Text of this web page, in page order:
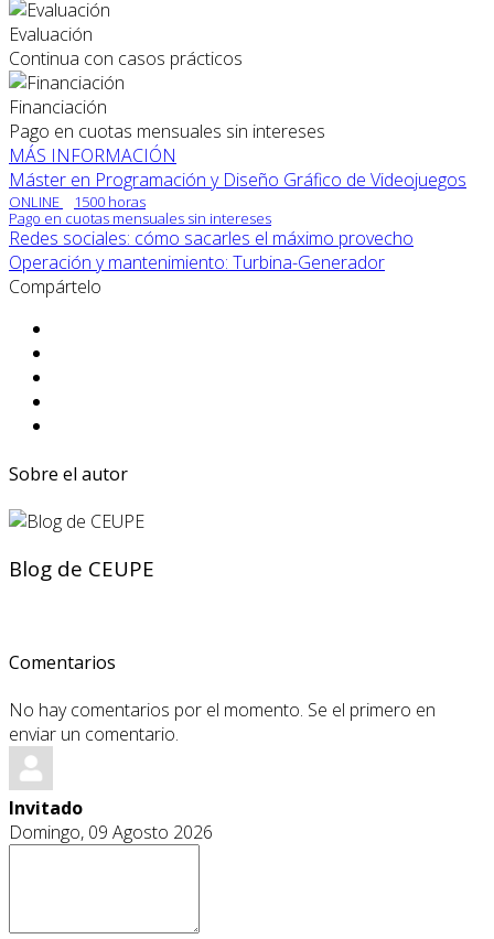
Evaluación
Continua con casos prácticos
Financiación
Pago en cuotas mensuales sin intereses
MÁS INFORMACIÓN
Máster en Programación y Diseño Gráfico de Videojuegos
ONLINE
1500 horas
Pago en cuotas mensuales sin intereses
Redes sociales: cómo sacarles el máximo provecho
Operación y mantenimiento: Turbina-Generador
Compártelo
Sobre el autor
Blog de CEUPE
Comentarios
No hay comentarios por el momento. Se el primero en
enviar un comentario.
Invitado
Domingo, 09 Agosto 2026